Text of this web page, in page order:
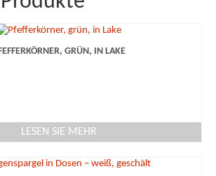
GRÜN, IN LAKE
LESEN SIE MEHR